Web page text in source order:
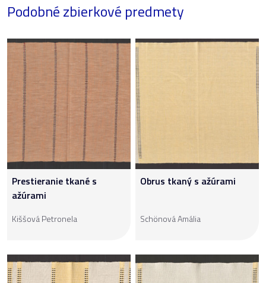
Podobné zbierkové predmety
Prestieranie tkané s
ažúrami
Kiššová Petronela
Obrus tkaný s ažúrami
Schönová Amália